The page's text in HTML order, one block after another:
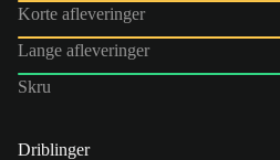
Korte afleveringer
Lange afleveringer
Skru
Driblinger